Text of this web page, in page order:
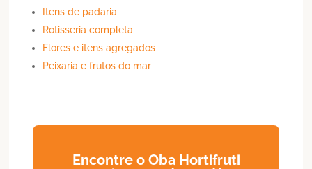
Itens de padaria
Rotisseria completa
Flores e itens agregados
Peixaria e frutos do mar
Encontre o Oba Hortifruti